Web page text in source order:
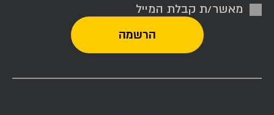
מאשר/ת קבלת המייל